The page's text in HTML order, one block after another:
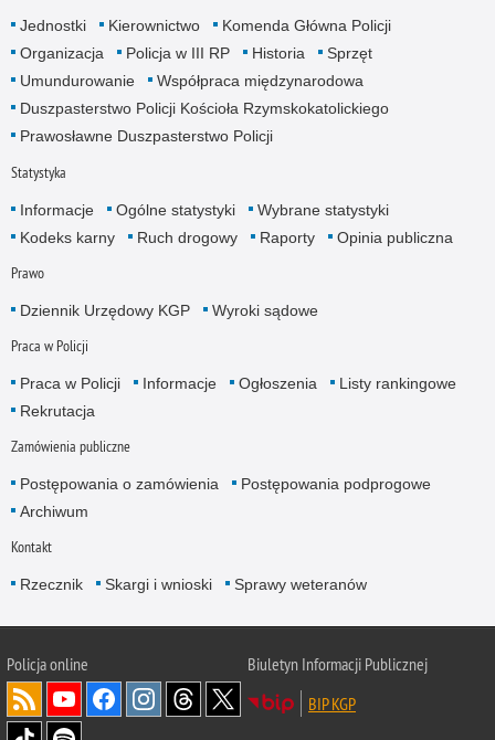
Jednostki Kierownictwo
Komenda Główna Policji
Organizacja
Policja w III RP Historia
Sprzęt
Umundurowanie
Współpraca międzynarodowa
Duszpasterstwo Policji Kościoła Rzymskokatolickiego
Prawosławne Duszpasterstwo Policji
Statystyka
Informacje Ogólne statystyki
Wybrane statystyki
Kodeks karny
Ruch drogowy Raporty Opinia publiczna
Prawo
Dziennik Urzędowy KGP Wyroki sądowe
Praca w Policji
Praca w Policji Informacje Ogłoszenia
Listy rankingowe
Rekrutacja
Zamówienia publiczne
Postępowania o zamówienia
Postępowania podprogowe
Archiwum
Kontakt
Rzecznik Skargi i wnioski Sprawy weteranów
Policjaonline
Biuletyn Informacji Publicznej
BIP KGP